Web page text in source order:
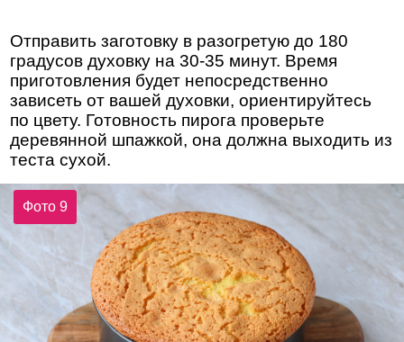
Отправить заготовку в разогретую до 180
градусов духовку на 30-35 минут. Время
приготовления будет непосредственно
зависеть от вашей духовки, ориентируйтесь
по цвету. Готовность пирога проверьте
деревянной шпажкой, она должна выходить из
теста сухой.
Фото 9